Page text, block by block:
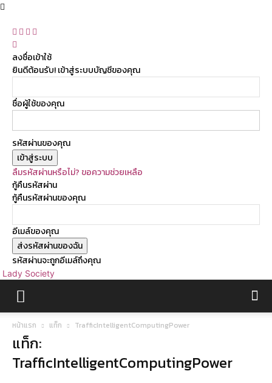
ลงชื่อเข้าใช้
ยินดีต้อนรับ! เข้าสู่ระบบบัญชีของคุณ
ชื่อผู้ใช้ของคุณ
รหัสผ่านของคุณ
ลืมรหัสผ่านหรือไม่? ขอความช่วยเหลือ
กู้คืนรหัสผ่าน
กู้คืนรหัสผ่านของคุณ
อีเมล์ของคุณ
รหัสผ่านจะถูกอีเมล์ถึงคุณ
Lady Society
หน้าแรก แท็ก TrafficIntelligentComputingPower
แท็ก:
TrafficIntelligentComputingPower